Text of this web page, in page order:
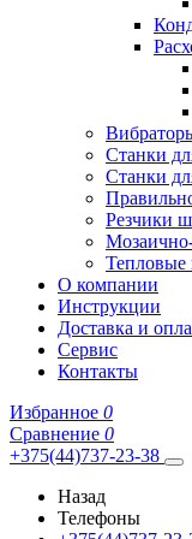
Станки
Станки
Резчики
О компании
Инструкции
Доставка и
Сервис
Контакты
Избранное 0
Сравнение 0
+375(44)737-23-38
Назад
Телефоны